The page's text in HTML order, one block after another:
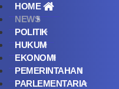
HOME
NEWS
POLITIK
HUKUM
EKONOMI
PEMERINTAHAN
PARLEMENTARIA